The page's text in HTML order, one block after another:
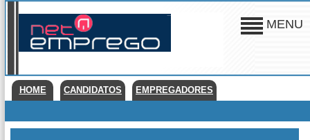
MENU
HOME CANDIDATOS EMPREGADORES